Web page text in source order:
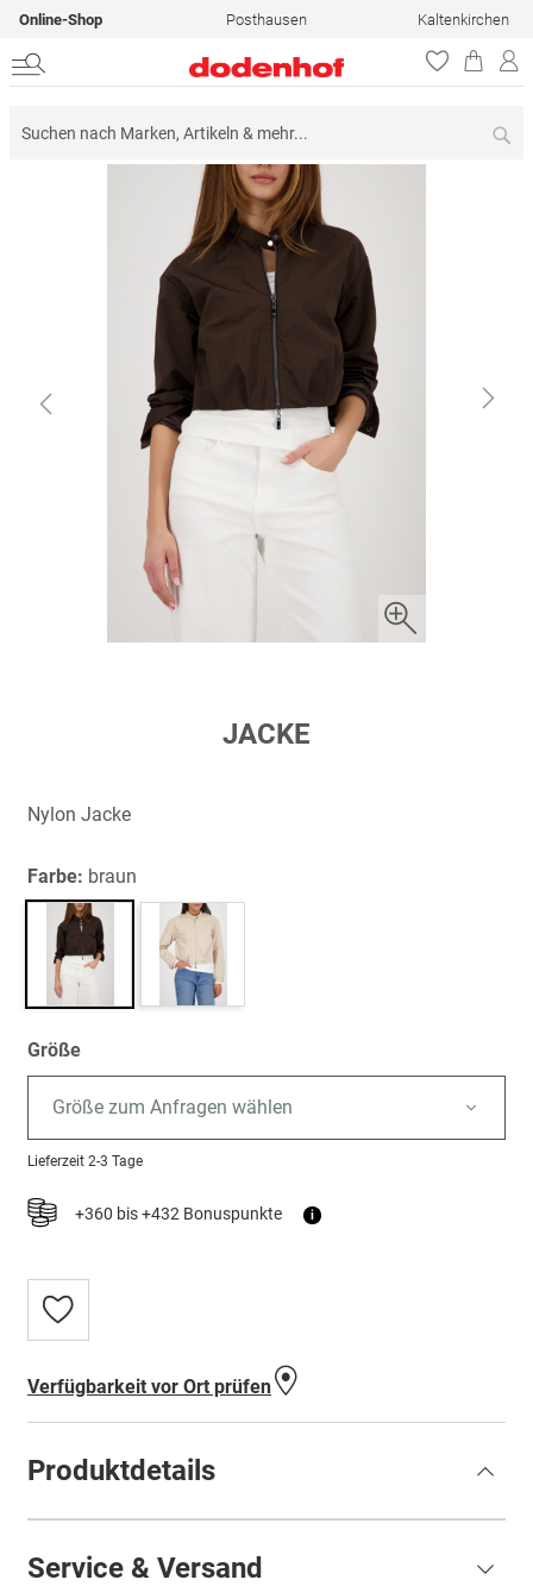
Online-Shop Posthausen Kaltenkirchen
springen
JACKE
Nylon Jacke
Farbe: braun
Größe
Größe zum Anfragen wählen
Lieferzeit 2-3 Tage
+360 bis +432 Bonuspunkte i
Zur
Wunschliste
Verfügbarkeit vor Ort prüfen
Produktdetails
Service & Versand